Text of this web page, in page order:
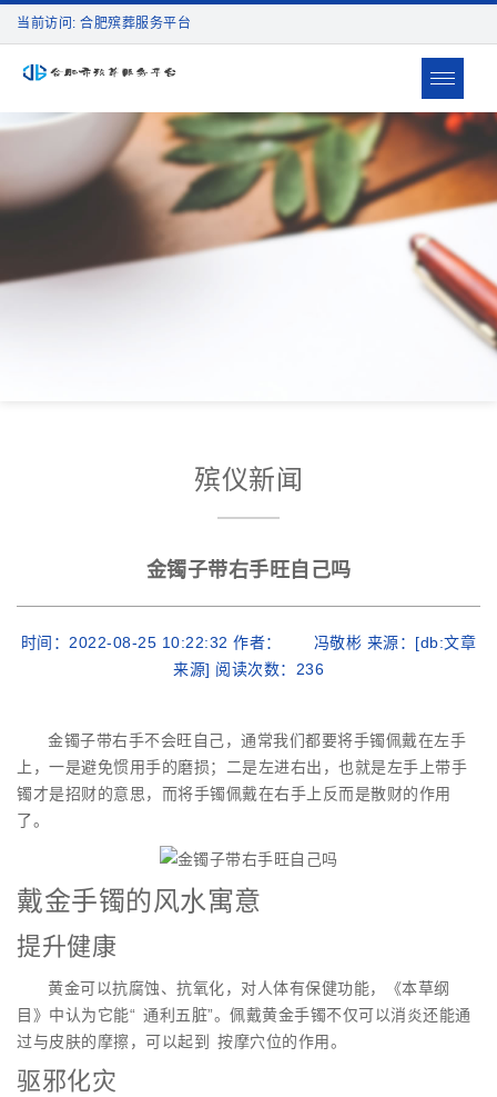
当前访问: 合肥殡葬服务平台
Toggle
殡仪新闻
金镯子带右手旺自己吗
时间：2022-08-25 10:22:32 作者： 冯敬彬 来源：[db:文章
来源] 阅读次数： 236
金镯子带右手不会旺自己，通常我们都要将手镯佩戴在左手
上，一是避免惯用手的磨损；二是左进右出，也就是左手上带手
镯才是招财的意思，而将手镯佩戴在右手上反而是散财的作用
了。
戴金手镯的风水寓意
提升健康
黄金可以抗腐蚀、抗氧化，对人体有保健功能，《本草纲
目》中认为它能“ 通利五脏”。佩戴黄金手镯不仅可以消炎还能通
过与皮肤的摩擦，可以起到 按摩穴位的作用。
驱邪化灾